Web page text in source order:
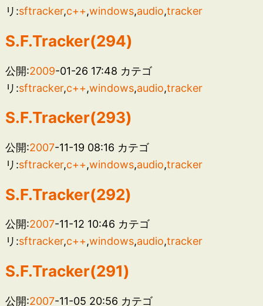
リ:sftracker,c++,windows,audio,tracker
S.F.Tracker(294)
公開:2009-01-26 17:48 カテゴ
リ:sftracker,c++,windows,audio,tracker
S.F.Tracker(293)
公開:2007-11-19 08:16 カテゴ
リ:sftracker,c++,windows,audio,tracker
S.F.Tracker(292)
公開:2007-11-12 10:46 カテゴ
リ:sftracker,c++,windows,audio,tracker
S.F.Tracker(291)
公開:2007-11-05 20:56 カテゴ